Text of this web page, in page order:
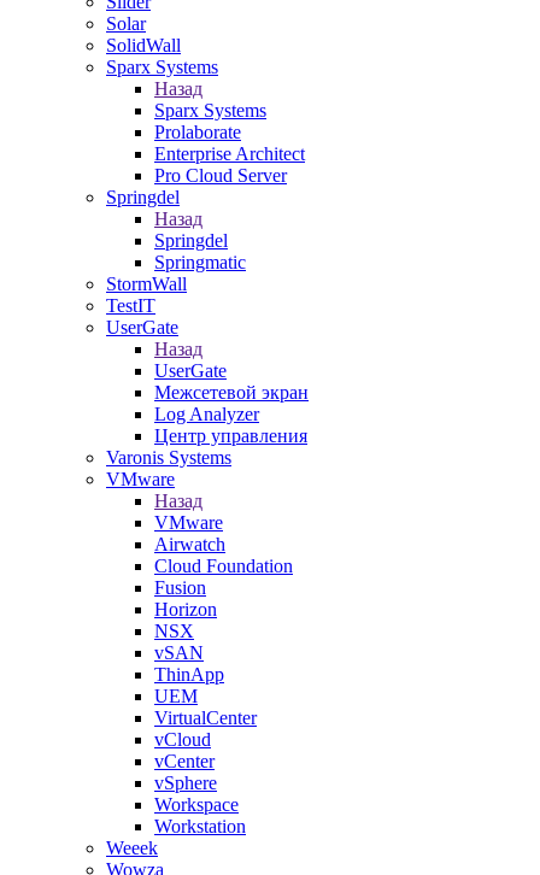
Solar
SolidWall
Sparx Systems
Назад
Sparx Systems
Prolaborate
Enterprise Architect
Pro Cloud Server
Springdel
Назад
Springdel
Springmatic
StormWall
TestIT
UserGate
Назад
UserGate
Межсетевой экран
Log Analyzer
Центр управления
Varonis Systems
VMware
Назад
VMware
Airwatch
Cloud Foundation
Fusion
Horizon
NSX
vSAN
ThinApp
UEM
VirtualCenter
vCloud
vCenter
vSphere
Workspace
Workstation
Weeek
Wowza